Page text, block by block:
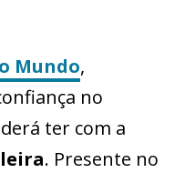
Mundo,
no
ter com a
. Presente no